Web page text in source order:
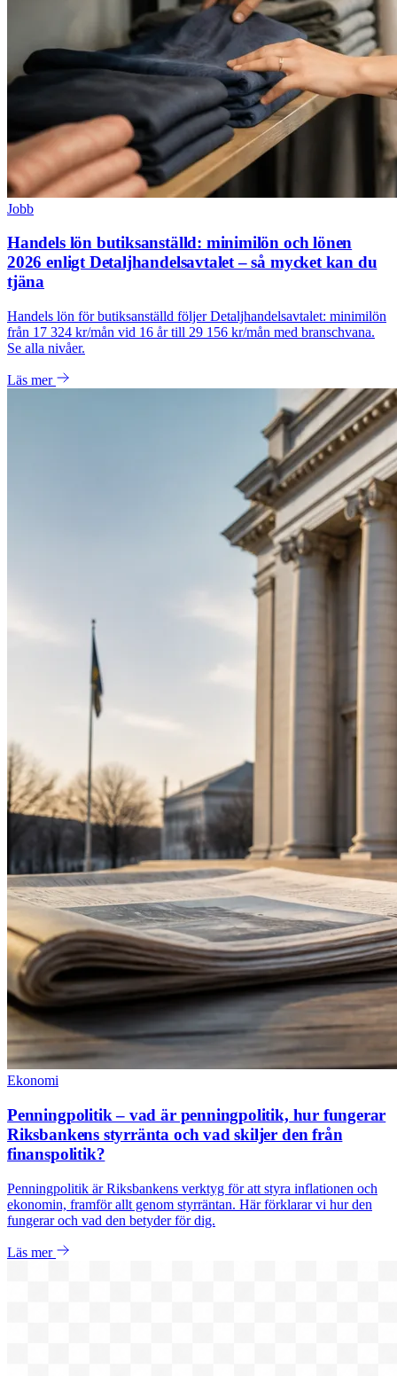
Jobb
Handels lön butiksanställd: minimilön och lönen
2026 enligt Detaljhandelsavtalet – så mycket kan du
tjäna
Handels lön för butiksanställd följer Detaljhandelsavtalet: minimilön
från 17 324 kr/mån vid 16 år till 29 156 kr/mån med branschvana.
Se alla nivåer.
Läs mer
Ekonomi
Penningpolitik – vad är penningpolitik, hur fungerar
Riksbankens styrränta och vad skiljer den från
finanspolitik?
Penningpolitik är Riksbankens verktyg för att styra inflationen och
ekonomin, framför allt genom styrräntan. Här förklarar vi hur den
fungerar och vad den betyder för dig.
Läs mer